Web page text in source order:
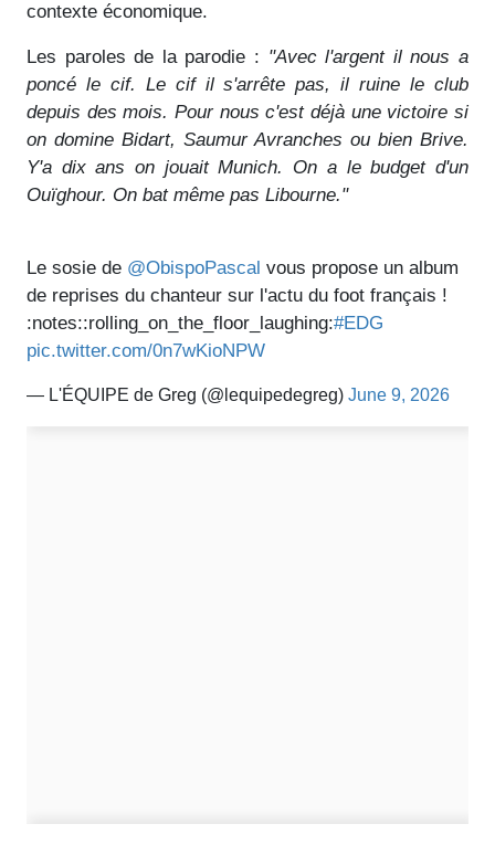
contexte économique.
Les paroles de la parodie : "Avec l'argent il nous a
poncé le cif. Le cif il s'arrête pas, il ruine le club
depuis des mois. Pour nous c'est déjà une victoire si
on domine Bidart, Saumur Avranches ou bien Brive.
Y'a dix ans on jouait Munich. On a le budget d'un
Ouïghour. On bat même pas Libourne."
Le sosie de @ObispoPascal vous propose un album
de reprises du chanteur sur l'actu du foot français !
:notes::rolling_on_the_floor_laughing:#EDG
pic.twitter.com/0n7wKioNPW
— L'ÉQUIPE de Greg (@lequipedegreg) June 9, 2026